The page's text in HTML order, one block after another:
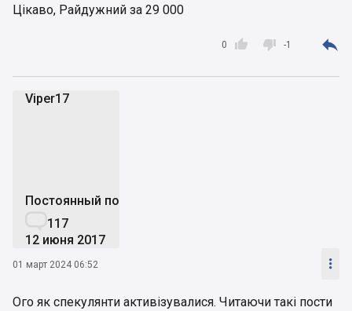
Это минимальные ценники по данных ЖК, но
при этом за аналоги есть и 60-70 тысяч хотелки.
Получается, инвесторы проживая в будущем в
одном ЖК, в данный момент находятся на
Цікаво, Райдужний за 29 000

0  -1 
Viper17
Постоянный пользователь
117
12 июня 2017
01 март 2024 06:52 
Ого як спекулянти активізувалися. Читаючи такі пости